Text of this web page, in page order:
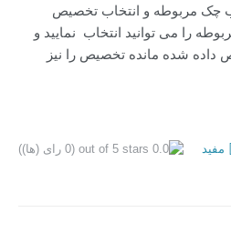
چک مربوطه و انتخاب تخصیص
را می توانید انتخاب نمایید و
داده شده مانده تخصیص را نیز
(0 رای (ها)) مفید